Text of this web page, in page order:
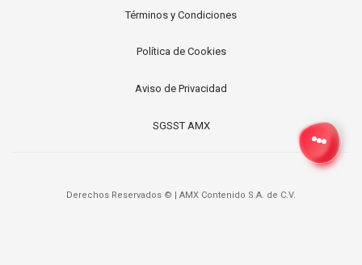
Términos y Condiciones
Política de Cookies
Aviso de Privacidad
SGSST AMX
Derechos Reservados © | AMX Contenido S.A. de C.V.